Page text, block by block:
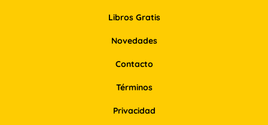
Libros Gratis
Novedades
Contacto
Términos
Privacidad